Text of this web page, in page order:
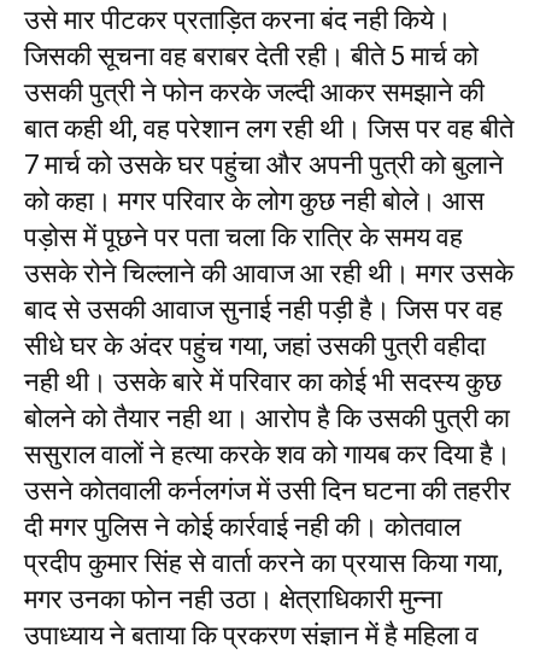
उसे मार पीटकर प्रताड़ित करना बंद नही किये।
जिसकी सूचना वह बराबर देती रही। बीते 5 मार्च को
उसकी पुत्री ने फोन करके जल्दी आकर समझाने की
बात कही थी, वह परेशान लग रही थी। जिस पर वह बीते
7 मार्च को उसके घर पहुंचा और अपनी पुत्री को बुलाने
को कहा। मगर परिवार के लोग कुछ नही बोले। आस
पड़ोस में पूछने पर पता चला कि रात्रि के समय वह
उसके रोने चिल्लाने की आवाज आ रही थी। मगर उसके
बाद से उसकी आवाज सुनाई नही पड़ी है। जिस पर वह
सीधे घर के अंदर पहुंच गया, जहां उसकी पुत्री वहीदा
नही थी। उसके बारे में परिवार का कोई भी सदस्य कुछ
बोलने को तैयार नही था। आरोप है कि उसकी पुत्री का
ससुराल वालों ने हत्या करके शव को गायब कर दिया है।
उसने कोतवाली कर्नलगंज में उसी दिन घटना की तहरीर
दी मगर पुलिस ने कोई कार्रवाई नही की। कोतवाल
प्रदीप कुमार सिंह से वार्ता करने का प्रयास किया गया,
मगर उनका फोन नही उठा। क्षेत्राधिकारी मुन्ना
उपाध्याय ने बताया कि प्रकरण संज्ञान में है महिला व